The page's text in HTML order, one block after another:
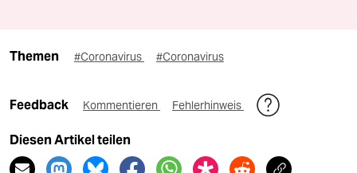
Themen #Coronavirus #Coronavirus
Feedback Kommentieren Fehlerhinweis
Diesen Artikel teilen